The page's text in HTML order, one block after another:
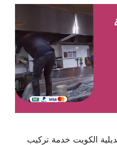
الكويت خدمة تركيب